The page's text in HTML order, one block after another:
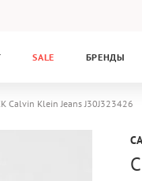
SALE БРЕНДЫ
Calvin Klein Jeans J30J323426